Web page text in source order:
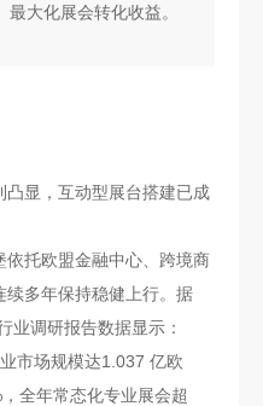
大化展会转化收益。
显，互动型展台搭建已成
托欧盟金融中心、跨境商
续多年保持稳健上行。据
业调研报告数据显示：
市场规模达1.037 亿欧
全年常态化专业展会超